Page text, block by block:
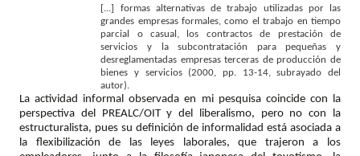
[...] formas alternativas de trabajo utilizadas por las
grandes empresas formales, como el trabajo en tiempo
parcial o casual, los contractos de prestación de
servicios y la subcontratación para pequeñas y
desreglamentadas empresas terceras de producción de
bienes y servicios (2000, pp. 13-14, subrayado del
autor).
La actividad informal observada en mi pesquisa coincide con la
perspectiva del PREALC/OIT y del liberalismo, pero no con la
estructuralista, pues su definición de informalidad está asociada a
la flexibilización de las leyes laborales, que trajeron a los